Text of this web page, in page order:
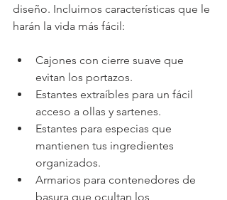
diseño. Incluimos características que le
harán la vida más fácil:
Cajones con cierre suave que
evitan los portazos.
Estantes extraíbles para un fácil
acceso a ollas y sartenes.
Estantes para especias que
mantienen tus ingredientes
organizados.
Armarios para contenedores de
basura que ocultan los